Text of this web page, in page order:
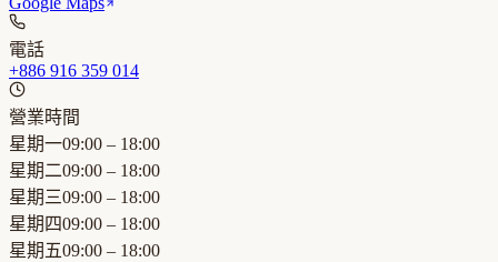
電話
+886 916 359 014
營業時間
星期一09:00 – 18:00
星期二09:00 – 18:00
星期三09:00 – 18:00
星期四09:00 – 18:00
星期五09:00 – 18:00